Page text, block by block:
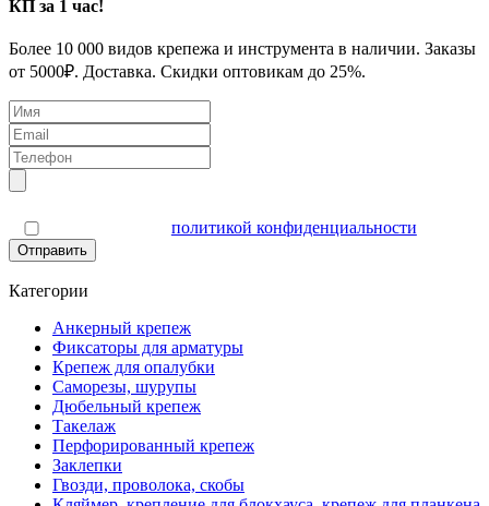
КП за 1 час!
Более 10 000 видов крепежа и инструмента в наличии. Заказы
от 5000₽. Доставка. Скидки оптовикам до 25%.
политикой конфиденциальности
Отправить
Категории
Анкерный крепеж
Фиксаторы для арматуры
Крепеж для опалубки
Саморезы, шурупы
Дюбельный крепеж
Такелаж
Перфорированный крепеж
Заклепки
Гвозди, проволока, скобы